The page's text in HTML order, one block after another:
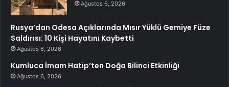
Ağustos 6, 2026
Rusya’dan Odesa Açıklarında Mısır Yüklü Gemiye Füze
Saldırısı: 10 Kişi Hayatını Kaybetti
Ağustos 6, 2026
Kumluca İmam Hatip’ten Doğa Bilinci Etkinliği
Ağustos 6, 2026